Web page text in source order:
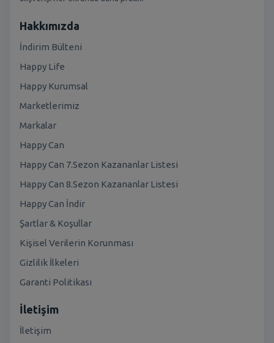
Hakkımızda
İndirim Bülteni
Happy Life
Happy Kurumsal
Marketlerimiz
Markalar
Happy Can
Happy Can 7.Sezon Kazananlar Listesi
Happy Can 8.Sezon Kazananlar Listesi
Happy Can İndir
Şartlar & Koşullar
Kişisel Verilerin Korunması
Gizlilik İlkeleri
Garanti Politikası
İletişim
İletişim